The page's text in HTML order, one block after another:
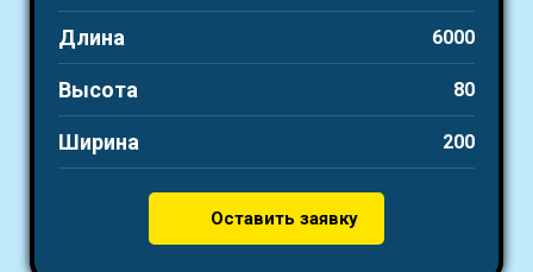
Длина 6000
Высота 80
Ширина 200
Оставить заявку